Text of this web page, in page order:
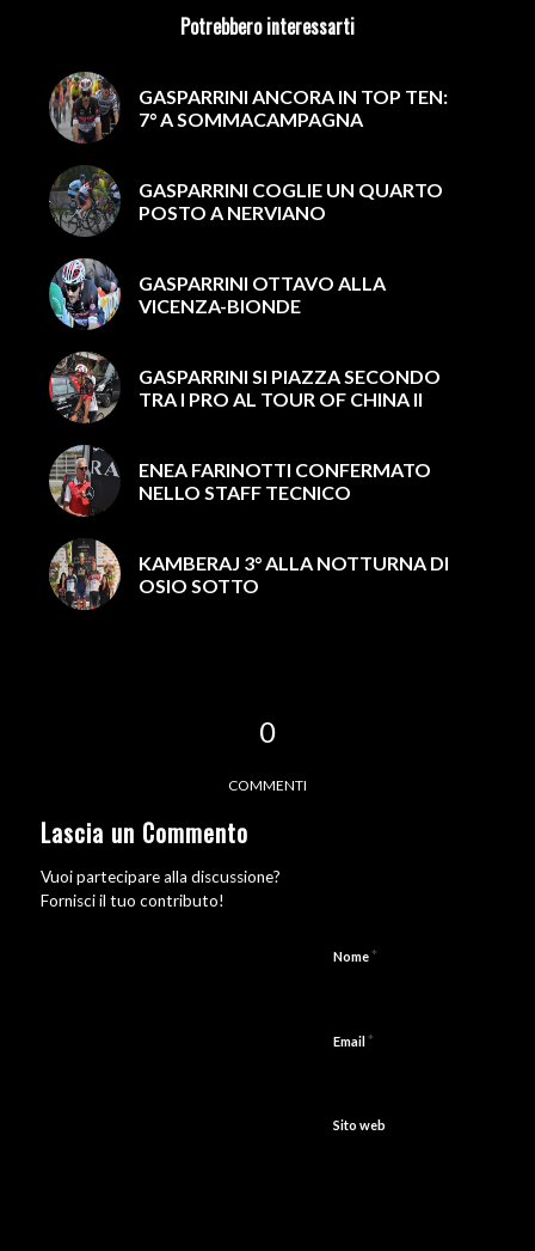
Potrebbero interessarti
GASPARRINI ANCORA IN TOP TEN:
7° A SOMMACAMPAGNA
GASPARRINI COGLIE UN QUARTO
POSTO A NERVIANO
GASPARRINI OTTAVO ALLA
VICENZA-BIONDE
GASPARRINI SI PIAZZA SECONDO
TRA I PRO AL TOUR OF CHINA II
ENEA FARINOTTI CONFERMATO
NELLO STAFF TECNICO
KAMBERAJ 3° ALLA NOTTURNA DI
OSIO SOTTO
0
COMMENTI
Lascia un Commento
Vuoi partecipare alla discussione?
Fornisci il tuo contributo!
Nome*
Email *
Sito web